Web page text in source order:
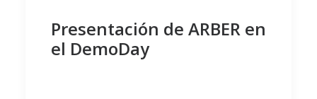
Presentación de ARBER en
el DemoDay